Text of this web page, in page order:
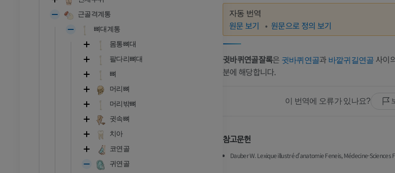
근골격계통
뼈대계통
몸통뼈대
팔다리뼈대
뼈
머리뼈
머리밖뼈
귓속뼈
치아
코연골
귀연골
자동 번역
원문 보기 원문으로 정의 보기
귓바퀴연골잘록은 귓바퀴연골과 바깥귀길연골 사이
분에 해당합니다.
이 번역에 오류가 있나요?
참고문헌
Dauber W. Lexique illustré d'anatomie Feneis, Médecine-Sciences